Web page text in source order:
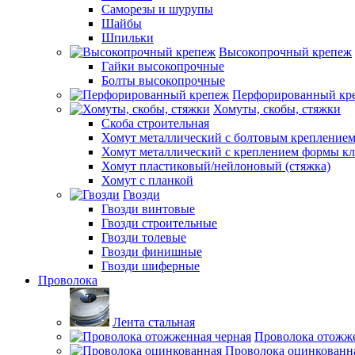
Саморезы и шурупы
Шайбы
Шпильки
Высокопрочный крепеж
Гайки высокопрочные
Болты высокопрочные
Перфорированный
Хомуты, скобы, стяжки
Скоба строительная
Хомут металлический с болтовым креплением
Хомут металлический с креплением формы
Хомут пластиковый/нейлоновый (стяжка)
Хомут с планкой
Гвозди
Гвозди винтовые
Гвозди строительные
Гвозди толевые
Гвозди финишные
Гвозди шиферные
Проволока
Лента стальная
Проволока
Проволока